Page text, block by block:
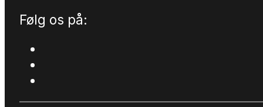
Følg os på: